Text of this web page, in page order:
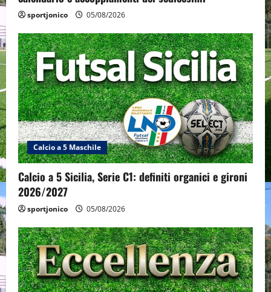
sportjonico 05/08/2026
Calcio a 5 Maschile
Calcio a 5 Sicilia, Serie C1: definiti organici e gironi
2026/2027
sportjonico 05/08/2026